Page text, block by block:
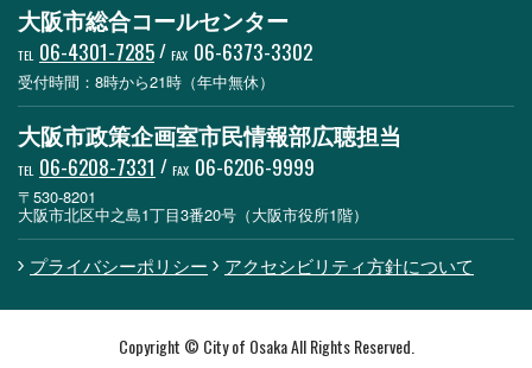
大阪市総合コールセンター
TEL 06-4301-7285/ FAX 06-6373-3302
受付時間：8時から21時（年中無休）
大阪市政策企画室市民情報部広聴担当
TEL 06-6208-7331 / FAX 06-6206-9999
〒530-8201
大阪市北区中之島1丁目3番20号（大阪市役所1階）
プライバシーポリシー アクセシビリティ方針について
Copyright © City of Osaka All Rights Reserved.